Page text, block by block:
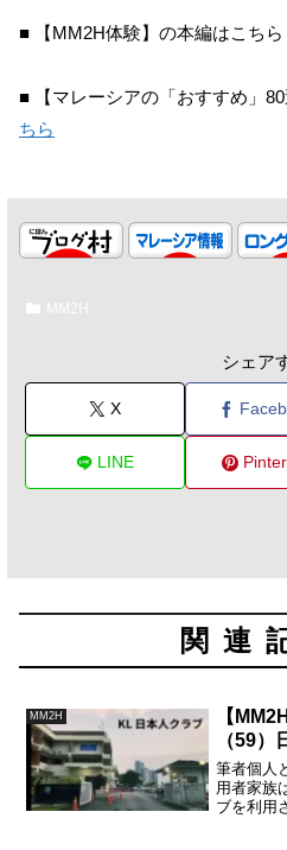
■ 【MM2H体験】の本編はこち
■ 【マレーシアの「おすすめ
ちら
MM2H
シェア
X
LINE
関連
MM2H
【
（59）
筆者個人
用者家族
ブを利用